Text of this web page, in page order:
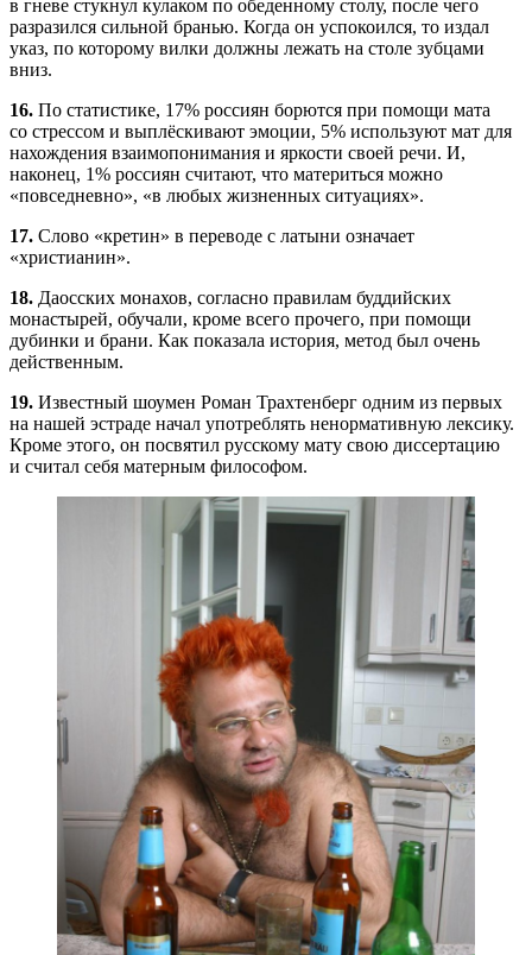
в гневе стукнул кулаком по обеденному столу, после чего
разразился сильной бранью. Когда он успокоился, то издал
указ, по которому вилки должны лежать на столе зубцами
вниз.
16. По статистике, 17% россиян борются при помощи мата
со стрессом и выплёскивают эмоции, 5% используют мат для
нахождения взаимопонимания и яркости своей речи. И,
наконец, 1% россиян считают, что материться можно
«повседневно», «в любых жизненных ситуациях».
17. Слово «кретин» в переводе с латыни означает
«христианин».
18. Даосских монахов, согласно правилам буддийских
монастырей, обучали, кроме всего прочего, при помощи
дубинки и брани. Как показала история, метод был очень
действенным.
19. Известный шоумен Роман Трахтенберг одним из первых
на нашей эстраде начал употреблять ненормативную лексику.
Кроме этого, он посвятил русскому мату свою диссертацию
и считал себя матерным философом.